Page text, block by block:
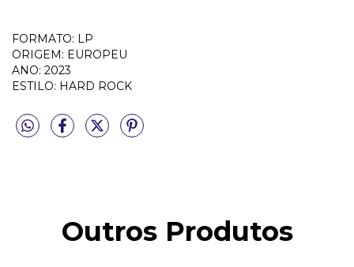
FORMATO: LP
ORIGEM: EUROPEU
ANO: 2023
ESTILO: HARD ROCK
Outros Produtos